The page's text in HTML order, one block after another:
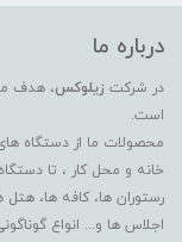
درباره ما
در شرکت زیلوکس، هدف
است.
محصولات ما از دستگاه
خانه و محل کار ، تا
رستوران ها، کافه ها، هتل
اجلاس ها و... انواع